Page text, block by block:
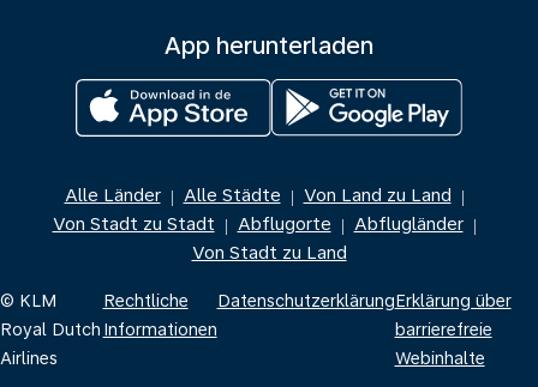
App herunterladen
Alle Länder | Alle Städte | Von Land zu Land |
Von Stadt zu Stadt | Abflugorte | Abflugländer |
Von Stadt zu Land
© KLM
Royal Dutch
Airlines
Rechtliche
Informationen
DatenschutzerklärungErklärung über
barrierefreie
Webinhalte